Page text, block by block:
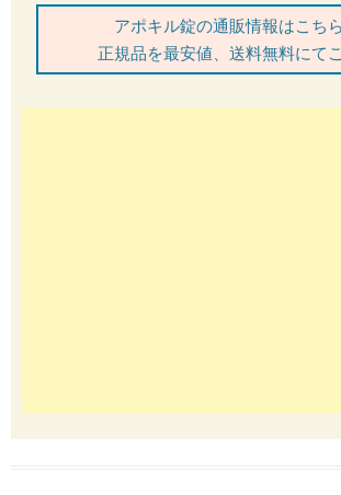
アポキル錠の通販情報はこち
正規品を最安値、送料無料にてご